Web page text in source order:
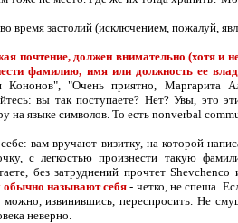
время застолий (исключением, пожалуй,
почтение, должен внимательно (хотя и
фамилию, имя или должность ее
Кононов", "Очень приятно, Маргарита
вы так поступаете? Нет? Увы, это
на языке символов. То есть nonverbal
вам вручают визитку, на которой
с легкостью произнести такую
без затруднений прочтет
обычно называют себя- четко, не спеша.
извинившись, переспросить. Не
неверно.